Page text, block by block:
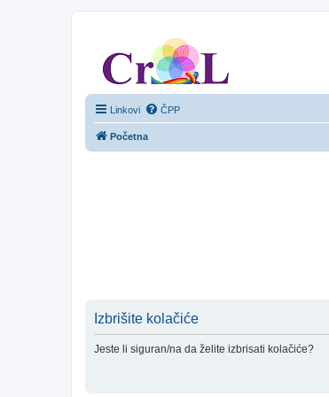
Linkovi ČPP
Početna
Izbrišite kolačiće
Jeste li siguran/na da želite izbrisati kolačiće?